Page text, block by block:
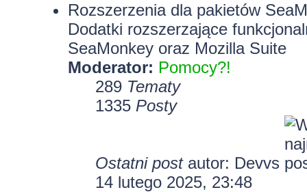
Rozszerzenia dla pakietów
Dodatki rozszerzające
SeaMonkey oraz Mozilla Suite
Moderator: Pomocy?!
289 Tematy
1335 Posty
Ostatni postautor: Devvs
14 lutego 2025, 23:48